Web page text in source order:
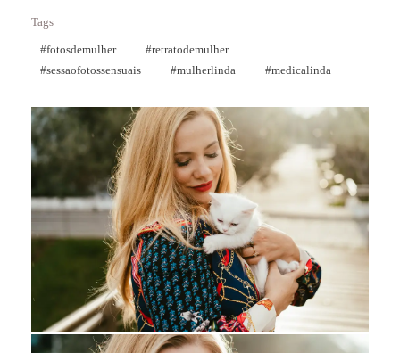
Tags
#fotosdemulher
#retratodemulher
#sessaofotossensuais
#mulherlinda #medicalinda